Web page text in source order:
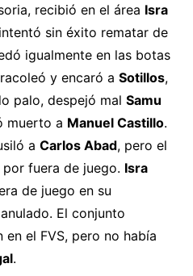
recibió en el área Isra
sin éxito rematar de
igualmente en las botas
y encaró a Sotillos,
palo, despejó mal Samu
muerto a Manuel Castillo.
a Carlos Abad, pero el
fuera de juego. Isra
de juego en su
El conjunto
el FVS, pero no había
.